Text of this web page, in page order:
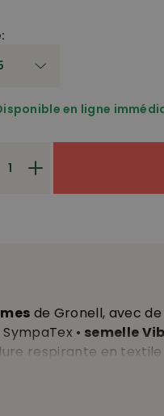
en ligne
de Gronell, avec de
• semelle
respirante en textile
un maintien idéal et un